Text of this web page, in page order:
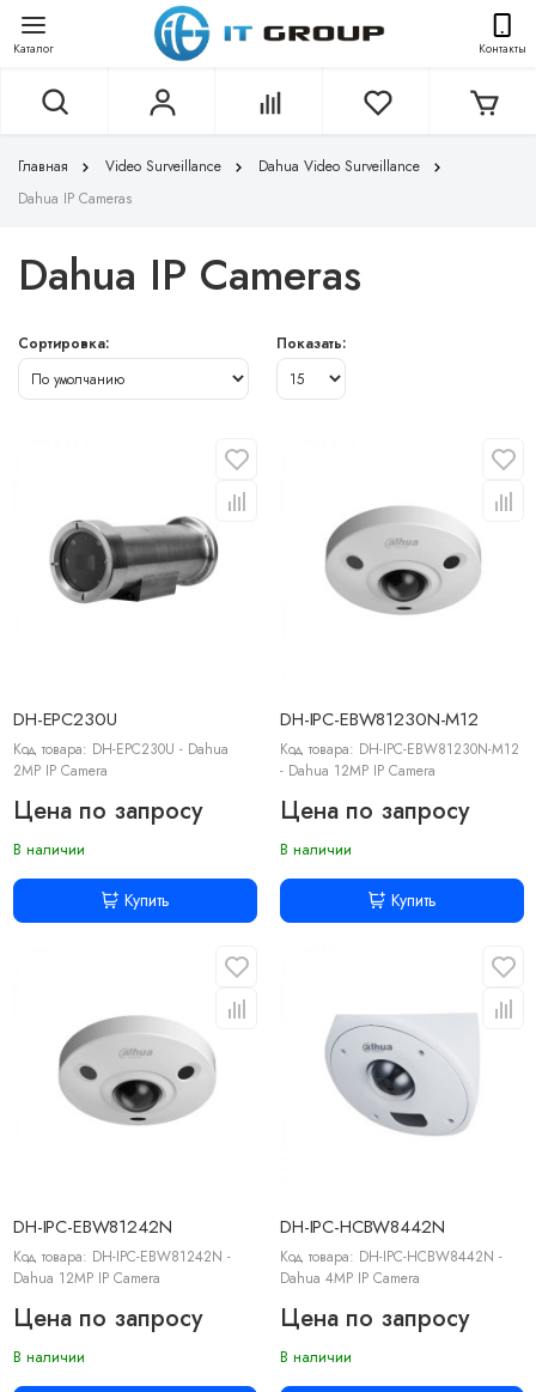
Каталог Контакты
Главная Video Surveillance
Dahua Video Surveillance
Dahua IP Cameras
Dahua IP Cameras
Сортировка: Показать:
DH-EPC230U
Код товара: DH-EPC230U - Dahua
2MP IP Camera
Цена по запросу
В наличии
Купить
DH-IPC-EBW81230N-M12
Код товара: DH-IPC-EBW81230N-M12
- Dahua 12MP IP Camera
Цена по запросу
В наличии
Купить
DH-IPC-EBW81242N
Код товара: DH-IPC-EBW81242N -
Dahua 12MP IP Camera
Цена по запросу
В наличии
DH-IPC-HCBW8442N
Код товара: DH-IPC-HCBW8442N -
Dahua 4MP IP Camera
Цена по запросу
В наличии